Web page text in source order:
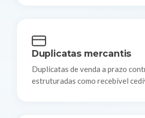
Duplicatas mercantis
Duplicatas de venda a prazo
estruturadas como recebível